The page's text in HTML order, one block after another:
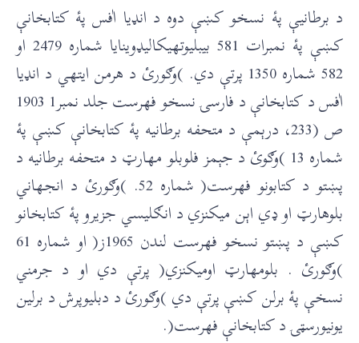
د برطانيې پۀ نسخو کښې دوه د انډيا اٰفس پۀ کتابخانې
کښې پۀ نمبرات 581 بيبليوتهيکاليډوينايا شماره 2479 او
582 شماره 1350 پرتې دي. )وګورئ د هرمن ايتهي د انډيا
اٰفس د کتابخانې د فارسۍ نسخو فهرست جلد نمبر1 1903
ص (233، درېمې د متحفه برطانيه پۀ کتابخانې کښې پۀ
شماره 13 )وګوئ د جېمز فلوبلو مهارټ د متحفه برطانيه د
پښتو د کتابونو فهرست( شماره 52. )وګورئ د انجهاني
بلوهارټ او ډي اېن ميکنزي د انګليسي جزيرو پۀ کتابخانو
کښې د پښتو نسخو فهرست لندن 1965ز( او شماره 61
)وګورئ . بلومهارټ اوميکنزي( پرتې دي او د جرمني
نسخې پۀ برلن کښې پرتې دي )وګورئ د دبليوپرش د برلين
يونيورسټۍ د کتابخانې فهرست(.